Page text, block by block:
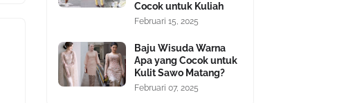
Cocok untuk Kuliah
Februari 15, 2025
Baju Wisuda Warna
Apa yang Cocok untuk
Kulit Sawo Matang?
Februari 07, 2025